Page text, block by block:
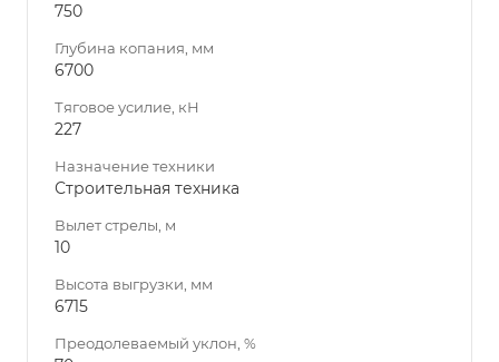
750
Глубина копания, мм
6700
Тяговое усилие, кН
227
Назначение техники
Строительная техника
Вылет стрелы, м
10
Высота выгрузки, мм
6715
Преодолеваемый уклон, %